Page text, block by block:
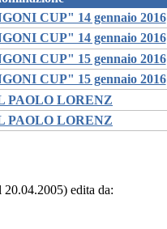
CUP" 14 gennaio 2016
CUP" 14 gennaio 2016
CUP" 15 gennaio 2016
CUP" 15 gennaio 2016
PAOLO LORENZ
PAOLO LORENZ
20.04.2005) edita da: